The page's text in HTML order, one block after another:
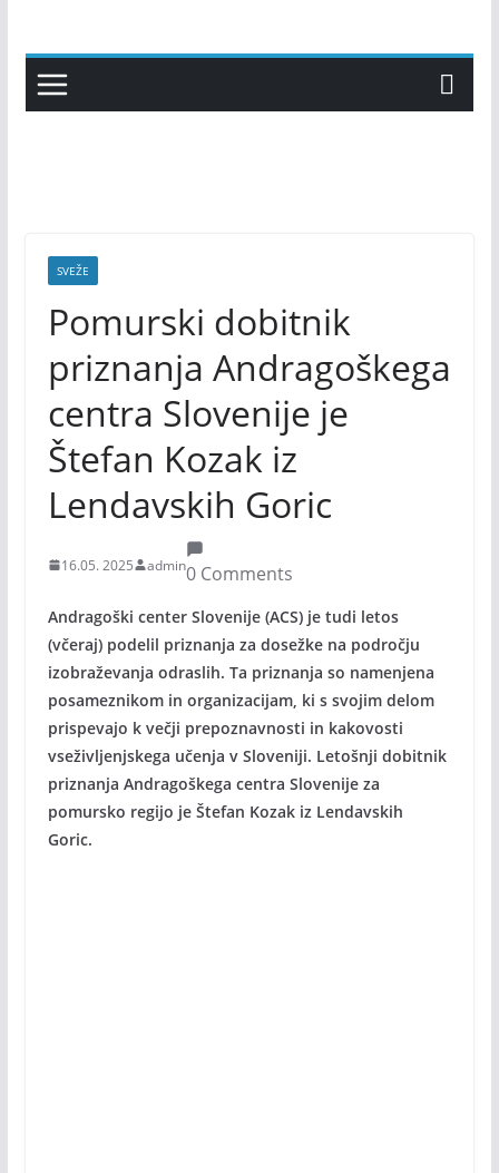
content
SVEŽE
Pomurski dobitnik
priznanja Andragoškega
centra Slovenije je
Štefan Kozak iz
Lendavskih Goric
16.05. 2025 admin0 Comments
Andragoški center Slovenije (ACS) je tudi letos
(včeraj) podelil priznanja za dosežke na področju
izobraževanja odraslih. Ta priznanja so namenjena
posameznikom in organizacijam, ki s svojim delom
prispevajo k večji prepoznavnosti in kakovosti
vseživljenjskega učenja v Sloveniji. Letošnji dobitnik
priznanja Andragoškega centra Slovenije za
pomursko regijo je Štefan Kozak iz Lendavskih
Goric.